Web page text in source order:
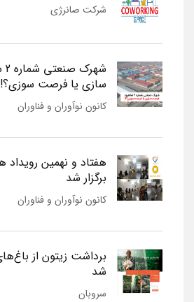
شرکت صانرژی
سازی یا فرصت
کانون نوآوران و فناوران
هفتاد و نهمین رویداد
برگزار شد
کانون نوآوران و فناوران
برداشت زیتون از
شد
سروبان